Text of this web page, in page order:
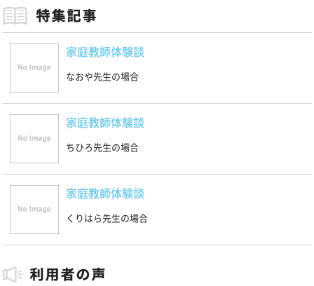
家庭教師体験談
なおや先生の場合
家庭教師体験談
ちひろ先生の場合
家庭教師体験談
くりはら先生の場合